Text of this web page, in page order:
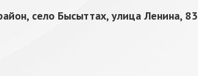
село Бысыттах, улица Ленина, 83